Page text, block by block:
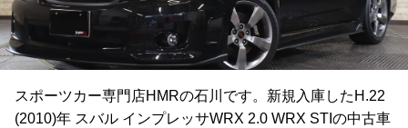
スポーツカー専門店HMRの石川です。新規入庫したH.22
(2010)年 スバル インプレッサWRX 2.0 WRX STIの中古車